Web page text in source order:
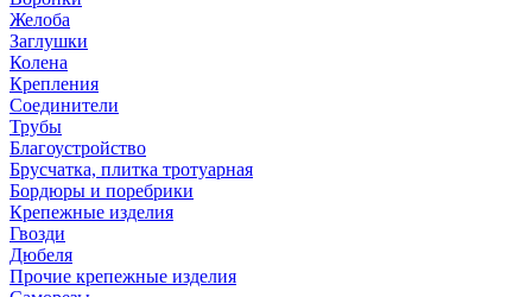
Желоба
Заглушки
Колена
Крепления
Соединители
Трубы
Благоустройство
Брусчатка, плитка тротуарная
Бордюры и поребрики
Крепежные изделия
Гвозди
Дюбеля
Прочие крепежные изделия